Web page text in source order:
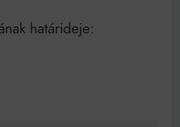
határideje: